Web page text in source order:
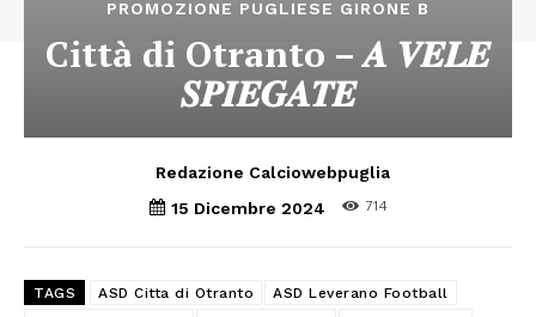
PROMOZIONE PUGLIESE GIRONE B
Città di Otranto – 𝑨 𝑽𝑬𝑳𝑬
𝑺𝑷𝑰𝑬𝑮𝑨𝑻𝑬
Redazione Calciowebpuglia
15 Dicembre 2024
714
TAGS ASD Citta di Otranto
ASD Leverano Football